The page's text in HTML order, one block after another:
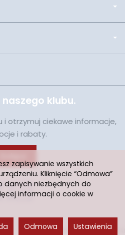
naszego klubu.
i otrzymuj ciekawe informacje,
i rabaty.
Sklep internetowy SOTESHOP AI
zapisywanie wszystkich
Kliknięcie “Odmowa”
danych niezbędnych do
informacji o cookie w
Ustawienia
Odmowa